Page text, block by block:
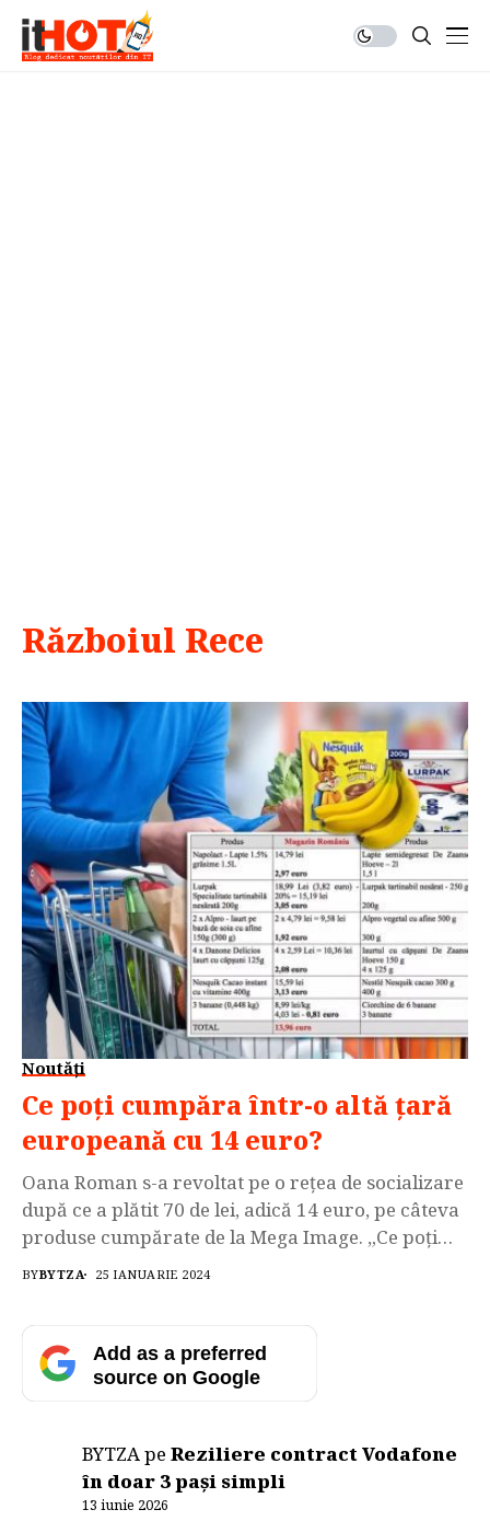
Războiul Rece
Noutăți
Ce poţi cumpăra într-o altă ţară
europeană cu 14 euro?
Oana Roman s-a revoltat pe o reţea de socializare
după ce a plătit 70 de lei, adică 14 euro, pe câteva
produse cumpărate de la Mega Image. „Ce poţi
cumpăra într-o altă ţară europeană cu suma de
României, Petre Roman. Libertatea a verificat cât
costă aceleaşi produse […]
BYBYTZA 25 IANUARIE 2024
Add as a preferred
source on Google
BYTZApeReziliere contract Vodafone
în doar 3 pași simpli
13 iunie 2026